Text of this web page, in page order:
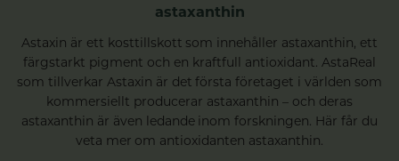
astaxanthin
Astaxin är ett kosttillskott som innehåller astaxanthin, ett
färgstarkt pigment och en kraftfull antioxidant. AstaReal
som tillverkar Astaxin är det första företaget i världen som
kommersiellt producerar astaxanthin – och deras
astaxanthin är även ledande inom forskningen. Här får du
veta mer om antioxidanten astaxanthin.